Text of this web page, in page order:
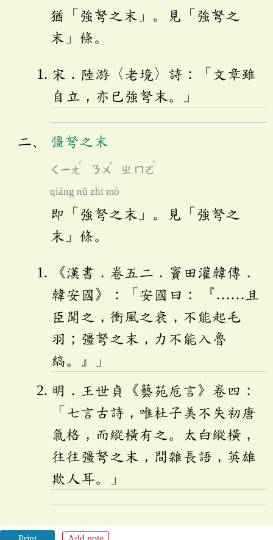
猶「強弩之末」。見「強弩之
末」條。
宋．陸游〈老境〉詩：「文章雖
自立，亦已強弩末。」
彊弩之末
ㄑㄧㄤ
ˊ
ㄋㄨ
ˇ
ㄓ ㄇㄛ
ˋ
qiáng nǔ zhī mò
即「強弩之末」。見「強弩之
末」條。
《漢書．卷五二．竇田灌韓傳．
韓安國》：「安國曰： 『……且
臣聞之，衝風之衰，不能起毛
羽；彊弩之末，力不能入魯
縞。』」
明．王世貞《藝苑卮言》卷四：
「七言古詩，唯杜子美不失初唐
氣格，而縱橫有之。太白縱橫，
往往彊弩之末，間雜長語，英雄
欺人耳。」